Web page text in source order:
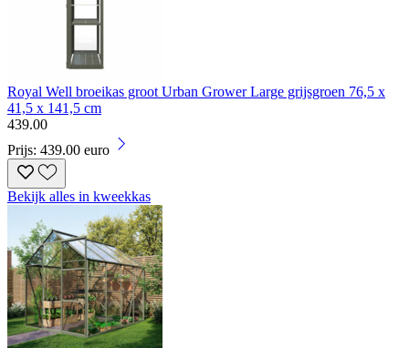
Royal Well broeikas groot Urban Grower Large grijsgroen 76,5 x
41,5 x 141,5 cm
439.00
Prijs: 439.00 euro
Bekijk alles in kweekkas